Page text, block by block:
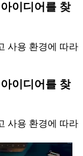
이디어를 찾
사용 환경에 따라
이디어를 찾
사용 환경에 따라